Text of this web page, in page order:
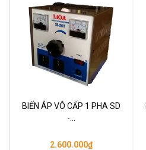
BIẾN ÁP VÔ CẤP 1 PHA SD
-...
2.600.000₫